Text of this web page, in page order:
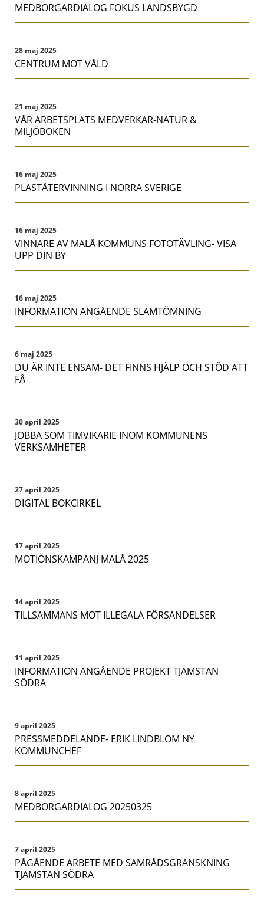
MEDBORGARDIALOG FOKUS LANDSBYGD
28 maj 2025
CENTRUM MOT VÅLD
21 maj 2025
VÅR ARBETSPLATS MEDVERKAR-NATUR &
MILJÖBOKEN
16 maj 2025
PLASTÅTERVINNING I NORRA SVERIGE
16 maj 2025
VINNARE AV MALÅ KOMMUNS FOTOTÄVLING- VISA
UPP DIN BY
16 maj 2025
INFORMATION ANGÅENDE SLAMTÖMNING
6 maj 2025
DU ÄR INTE ENSAM- DET FINNS HJÄLP OCH STÖD ATT
FÅ
30 april 2025
JOBBA SOM TIMVIKARIE INOM KOMMUNENS
VERKSAMHETER
27 april 2025
DIGITAL BOKCIRKEL
17 april 2025
MOTIONSKAMPANJ MALÅ 2025
14 april 2025
TILLSAMMANS MOT ILLEGALA FÖRSÄNDELSER
11 april 2025
INFORMATION ANGÅENDE PROJEKT TJAMSTAN
SÖDRA
9 april 2025
PRESSMEDDELANDE- ERIK LINDBLOM NY
KOMMUNCHEF
8 april 2025
MEDBORGARDIALOG 20250325
7 april 2025
PÅGÅENDE ARBETE MED SAMRÅDSGRANSKNING
TJAMSTAN SÖDRA